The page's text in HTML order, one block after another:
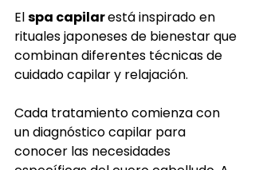
El spa capilar está inspirado en
rituales japoneses de bienestar que
combinan diferentes técnicas de
cuidado capilar y relajación.
Cada tratamiento comienza con
un diagnóstico capilar para
conocer las necesidades